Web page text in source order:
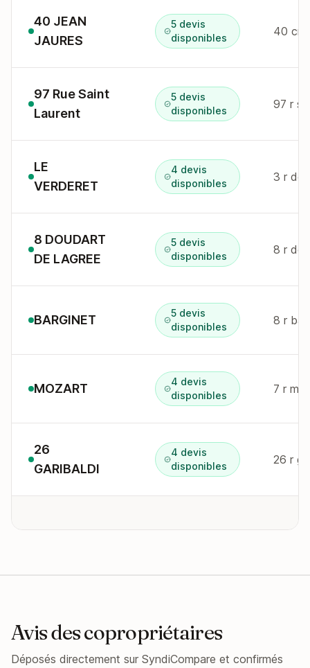
40 JEAN
JAURES
5 devis
disponibles
40 crs
97 Rue Saint
Laurent
5 devis
disponibles
97 r
LE
VERDERET
4 devis
disponibles
3 r
8 DOUDART
DE LAGREE
5 devis
disponibles
8 r
BARGINET
5 devis
disponibles
8 r
MOZART
4 devis
disponibles
7 r
26
GARIBALDI
4 devis
disponibles
26 r
Avis des copropriétaires
Déposés directement sur SyndiCompare et confirmés